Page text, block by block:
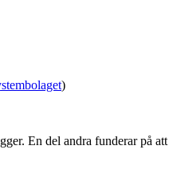
)
En del andra funderar på